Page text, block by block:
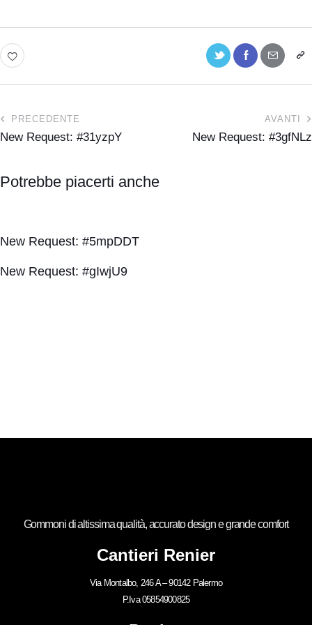
PRECEDENTE
New Request: #31yzpY
AVANTI
New Request: #3gfNLz
Potrebbe piacerti anche
New Request: #5mpDDT
New Request: #gIwjU9
Gommoni di altissima qualità, accurato design e grande comfort
Cantieri Renier
Via Montalbo, 246 A – 90142 Palermo
P.Iva 05854900825